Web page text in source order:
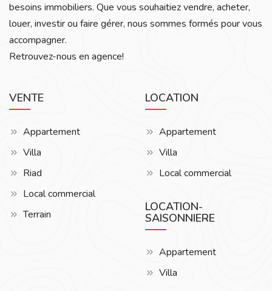
besoins immobiliers. Que vous souhaitiez vendre, acheter,
louer, investir ou faire gérer, nous sommes formés pour vous
accompagner.
Retrouvez-nous en agence!
VENTE
Appartement
Villa
Riad
Local commercial
Terrain
LOCATION
Appartement
Villa
Local commercial
LOCATION-
SAISONNIERE
Appartement
Villa